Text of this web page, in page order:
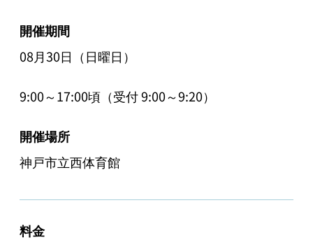
開催期間
08月30日（日曜日）
9:00～17:00頃（受付 9:00～9:20）
開催場所
神戸市立西体育館
料金